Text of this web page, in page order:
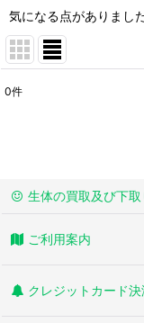
気になる点がありまし
0件
生体の買取及び下取
ご利用案内
クレジットカード決